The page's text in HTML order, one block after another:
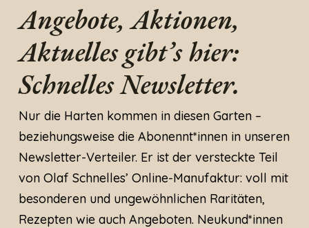
Angebote, Aktionen,
Aktuelles gibt’s hier:
Schnelles Newsletter.
Nur die Harten kommen in diesen Garten –
beziehungsweise die Abonennt*innen in unseren
Newsletter-Verteiler. Er ist der versteckte Teil
von Olaf Schnelles’ Online-Manufaktur: voll mit
besonderen und ungewöhnlichen Raritäten,
Rezepten wie auch Angeboten. Neukund*innen